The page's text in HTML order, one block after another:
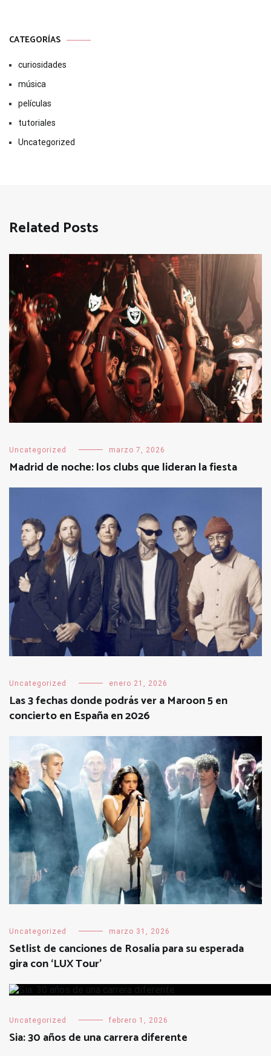
CATEGORÍAS
curiosidades
música
películas
tutoriales
Uncategorized
Related Posts
Uncategorized marzo 7, 2026
Madrid de noche: los clubs que lideran la fiesta
Uncategorized enero 21, 2026
Las 3 fechas donde podrás ver a Maroon 5 en
concierto en España en 2026
Uncategorized marzo 31, 2026
Setlist de canciones de Rosalía para su esperada
gira con ‘LUX Tour’
Uncategorized febrero 1, 2026
Sia: 30 años de una carrera diferente